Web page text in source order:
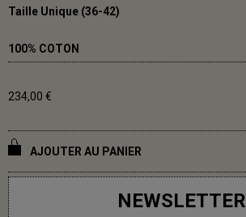
NEWSLETTER
Taille Unique (36-42)
100% COTON
234,00 €
AJOUTER AU PANIER
DERNIERS ARTICLES EN STOCK